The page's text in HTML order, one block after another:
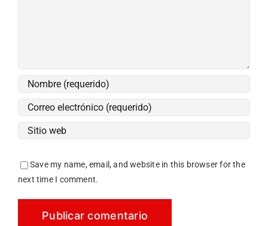
Save my name, email, and website in this browser for the
next time I comment.